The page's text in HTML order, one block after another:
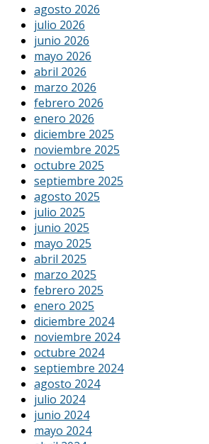
agosto 2026
julio 2026
junio 2026
mayo 2026
abril 2026
marzo 2026
febrero 2026
enero 2026
diciembre 2025
noviembre 2025
octubre 2025
septiembre 2025
agosto 2025
julio 2025
junio 2025
mayo 2025
abril 2025
marzo 2025
febrero 2025
enero 2025
diciembre 2024
noviembre 2024
octubre 2024
septiembre 2024
agosto 2024
julio 2024
junio 2024
mayo 2024